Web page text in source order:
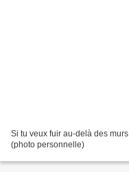
Si tu veux fuir au-delà des
(photo personnelle)